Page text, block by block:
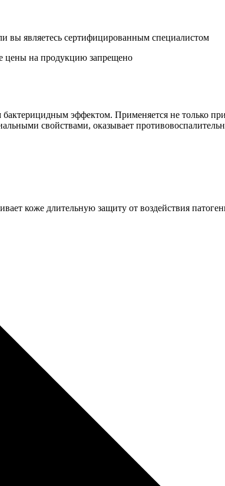
вы являетесь сертифицированным специалистом
цены на продукцию запрещено
эффектом. Применяется не только
свойствами, оказывает
коже длительную защиту от воздействия